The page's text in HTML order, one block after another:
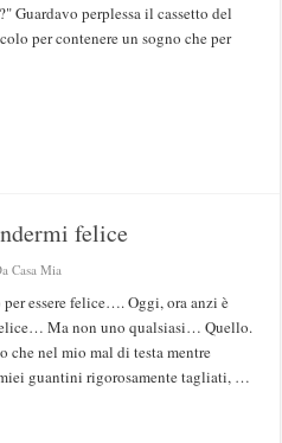
Guardavo perplessa il cassetto del
per contenere un sogno che per
felice
Casa Mia
per essere felice…. Oggi, ora anzi è
Ma non uno qualsiasi… Quello.
che nel mio mal di testa mentre
guantini rigorosamente tagliati, …